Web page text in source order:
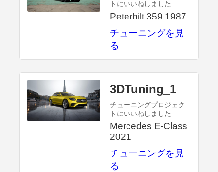
トにいいねしました
Peterbilt 359 1987
チューニングを見
る
3DTuning_1
チューニングプロジェク
トにいいねしました
Mercedes E-Class
2021
チューニングを見
る